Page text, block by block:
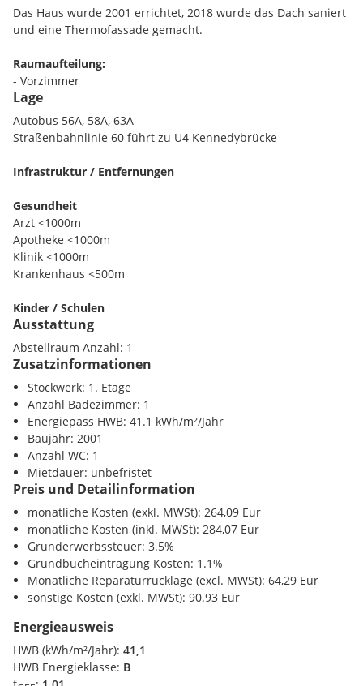
Das Haus wurde 2001 errichtet, 2018 wurde das Dach saniert
und eine Thermofassade gemacht.
Raumaufteilung:
- Vorzimmer
- Wohn-Essbereich mit Galerie
- Schlafzimmer
- Bad
- Abstellraum
Garagenplatz wäre um EUR 25.000,00 zu erwerben!
Kellerabteil ist der Wohnung zugeordnet
Habe ich Ihr Interesse geweckt, dann freue ich mich über Ihre
Kontaktaufnahme!
Wir weisen, darauf hin, dass wir als Doppelmakler tätig sind.
Lage
Autobus 56A, 58A, 63A
Straßenbahnlinie 60 führt zu U4 Kennedybrücke
Infrastruktur / Entfernungen
Gesundheit
Arzt <1000m
Apotheke <1000m
Klinik <1000m
Krankenhaus <500m
Kinder / Schulen
Schule <500m
Kindergarten <1000m
Universität <3000m
Nahversorgung
Supermarkt <1000m
Bäckerei <1000m
Einkaufszentrum <2500m
Verkehr
U-Bahn <2500m
Bahnhof <1500m
Autobahnanschluss <2500m
Sonstige
Bank <1000m
Polizei <2000m
Ausstattung
Abstellraum Anzahl: 1
Zusatzinformationen
Stockwerk: 1. Etage
Anzahl Badezimmer: 1
Energiepass HWB: 41.1 kWh/m²/Jahr
Baujahr: 2001
Anzahl WC: 1
Mietdauer: unbefristet
Preis und Detailinformation
monatliche Kosten (exkl. MWSt): 264,09 Eur
monatliche Kosten (inkl. MWSt): 284,07 Eur
Grunderwerbssteuer: 3.5%
Grundbucheintragung Kosten: 1.1%
Monatliche Reparaturrücklage (excl. MWSt): 64,29 Eur
sonstige Kosten (exkl. MWSt): 90.93 Eur
Energieausweis
HWB (kWh/m²/Jahr): 41,1
HWB Energieklasse: B